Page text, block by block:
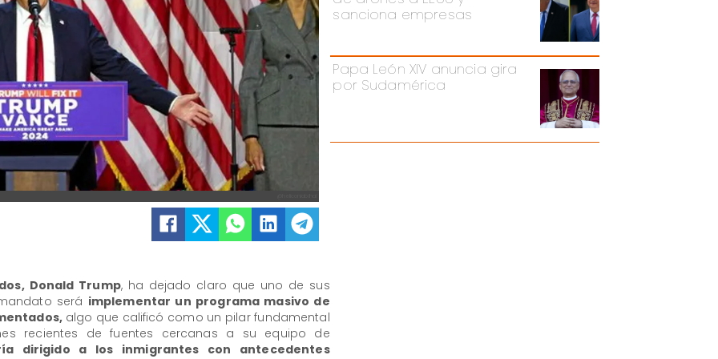
sanciona empresas
Papa León XIV anuncia gira
por Sudamérica
Donald Trump, ha dejado claro que uno de sus
será implementar un programa masivo de
algo que calificó como un pilar fundamental
recientes de fuentes cercanas a su equipo de
dirigido a los inmigrantes con antecedentes